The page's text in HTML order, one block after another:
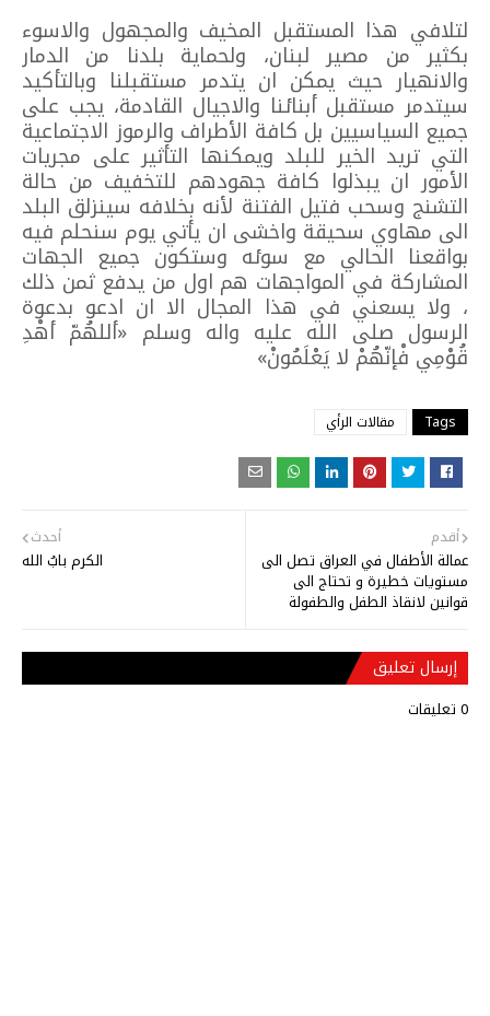
لتلافي هذا المستقبل المخيف والمجهول والاسوء
بكثير من مصير لبنان، ولحماية بلدنا من الدمار
والانهيار حيث يمكن ان يتدمر مستقبلنا وبالتأكيد
سيتدمر مستقبل أبنائنا والاجيال القادمة، يجب على
جميع السياسيين بل كافة الأطراف والرموز الاجتماعية
التي تريد الخير للبلد ويمكنها التأثير على مجريات
الأمور ان يبذلوا كافة جهودهم للتخفيف من حالة
التشنج وسحب فتيل الفتنة لأنه بخلافه سينزلق البلد
الى مهاوي سحيقة واخشى ان يأتي يوم سنحلم فيه
بواقعنا الحالي مع سوئه وستكون جميع الجهات
المشاركة في المواجهات هم اول من يدفع ثمن ذلك
، ولا يسعني في هذا المجال الا ان ادعو بدعوة
الرسول صلى الله عليه واله وسلم «أللهُمّ أهْدِ
قُوْمِي فْإنّهُمْ لا يَعْلَمُونْ»
Tags مقالات الرأي
أحدث
الكرم بابُ الله
أقدم
عمالة الأطفال في العراق تصل الى
مستويات خطيرة و تحتاج الى
قوانين لانقاذ الطفل والطفولة
إرسال تعليق
0 تعليقات